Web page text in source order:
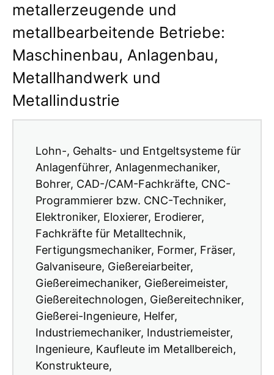
metallerzeugende und
metallbearbeitende Betriebe:
Maschinenbau, Anlagenbau,
Metallhandwerk und
Metallindustrie
Lohn-, Gehalts- und Entgeltsysteme für
Anlagenführer, Anlagenmechaniker,
Bohrer, CAD-/CAM-Fachkräfte, CNC-
Programmierer bzw. CNC-Techniker,
Elektroniker, Eloxierer, Erodierer,
Fachkräfte für Metalltechnik,
Fertigungsmechaniker, Former, Fräser,
Galvaniseure, Gießereiarbeiter,
Gießereimechaniker, Gießereimeister,
Gießereitechnologen, Gießereitechniker,
Gießerei-Ingenieure, Helfer,
Industriemechaniker, Industriemeister,
Ingenieure, Kaufleute im Metallbereich,
Konstrukteure,